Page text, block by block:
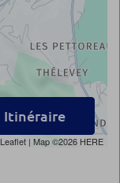
Leaflet | Map ©2026 HERE
Itinéraire